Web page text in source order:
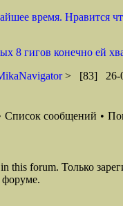
время. Нравится
гигов конечно ей
> [83] 26-
Список сообщений •
this forum. Только
форуме.